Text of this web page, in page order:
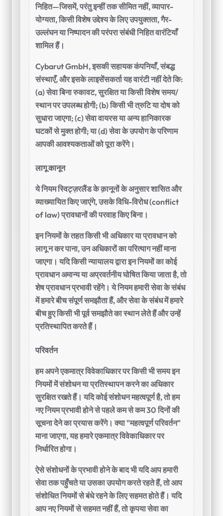
निहित—जिसमें, परंतु इन्हीं तक सीमित नहीं, व्यापार-
योग्यता, किसी विशेष उद्देश्य के लिए उपयुक्तता, गैर-
उल्लंघन या निष्पादन की परंपरा संबंधी निहित वारंटियाँ
शामिल हैं।
Cybarut GmbH, इसकी सहायक कंपनियाँ, संबद्ध
संस्थाएँ, और इसके लाइसेंसकर्ता यह वारंटी नहीं देते कि:
(a) सेवा बिना रुकावट, सुरक्षित या किसी विशेष समय/
स्थान पर उपलब्ध होगी; (b) किसी भी त्रुटि या दोष को
सुधारा जाएगा; (c) सेवा वायरस या अन्य हानिकारक
घटकों से मुक्त होगी; या (d) सेवा के उपयोग के परिणाम
आपकी आवश्यकताओं को पूरा करेंगे।
लागू कानून
ये नियम स्विट्ज़रलैंड के क़ानूनों के अनुसार शासित और
व्याख्यायित किए जाएंगे, उसके विधि-विरोध (conflict
of law) प्रावधानों की परवाह किए बिना।
इन नियमों के तहत किसी भी अधिकार या प्रावधान को
लागू न कर पाना, उन अधिकारों का परित्याग नहीं माना
जाएगा। यदि किसी न्यायालय द्वारा इन नियमों का कोई
प्रावधान अमान्य या अप्रवर्तनीय घोषित किया जाता है, तो
शेष प्रावधान प्रभावी रहेंगे। ये नियम हमारी सेवा के संबंध
में हमारे बीच संपूर्ण समझौता हैं, और सेवा के संबंध में हमारे
बीच हुए किसी भी पूर्व समझौते का स्थान लेते हैं और उन्हें
प्रतिस्थापित करते हैं।
परिवर्तन
हम अपने एकमात्र विवेकाधिकार पर किसी भी समय इन
नियमों में संशोधन या प्रतिस्थापन करने का अधिकार
सुरक्षित रखते हैं। यदि कोई संशोधन महत्वपूर्ण है, तो हम
नए नियम प्रभावी होने से पहले कम से कम 30 दिनों की
सूचना देने का प्रयास करेंगे। क्या "महत्वपूर्ण परिवर्तन"
माना जाएगा, यह हमारे एकमात्र विवेकाधिकार पर
निर्धारित होगा।
ऐसे संशोधनों के प्रभावी होने के बाद भी यदि आप हमारी
सेवा तक पहुँचते या उसका उपयोग करते रहते हैं, तो आप
संशोधित नियमों से बंधे रहने के लिए सहमत होते हैं। यदि
आप नए नियमों से सहमत नहीं हैं, तो कृपया सेवा का